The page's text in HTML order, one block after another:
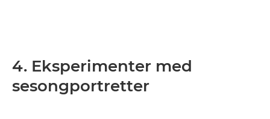
4. Eksperimenter med
sesongportretter